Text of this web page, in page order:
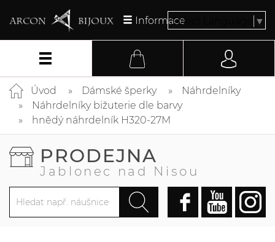
InformaceSelect Language ▼
Úvod Dámské šperky
Náhrdelníky
Náhrdelníky bižuterie dle barvy
hnědý náhrdelník H320-27M
PRODEJNA
Jablonec nad Nisou